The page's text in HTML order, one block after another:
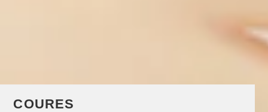
COURES